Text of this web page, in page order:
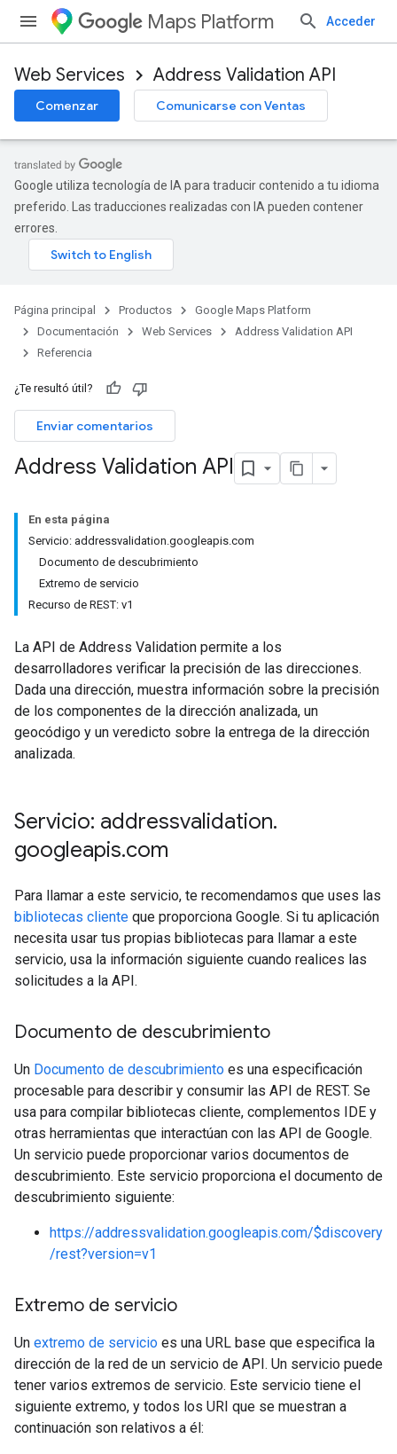
Maps Platform Acceder
Web Services Address Validation API
Comenzar Comunicarse con Ventas
Google utiliza tecnología de IA para traducir contenido a tu idioma
preferido. Las traducciones realizadas con IA pueden contener
errores.
Página principal Productos
Google Maps Platform
Documentación
Web Services
Address Validation API
Referencia
¿Te resultó útil?
Enviar comentarios
Address Validation API
En esta página
Servicio: addressvalidation.googleapis.com
Documento de descubrimiento
Extremo de servicio
Recurso de REST: v1
La API de Address Validation permite a los
desarrolladores verificar la precisión de las direcciones.
Dada una dirección, muestra información sobre la precisión
de los componentes de la dirección analizada, un
geocódigo y un veredicto sobre la entrega de la dirección
analizada.
Servicio: addressvalidation.
googleapis.com
Para llamar a este servicio, te recomendamos que uses las
bibliotecas cliente que proporciona Google. Si tu aplicación
necesita usar tus propias bibliotecas para llamar a este
servicio, usa la información siguiente cuando realices las
solicitudes a la API.
Documento de descubrimiento
Un Documento de descubrimiento es una especificación
procesable para describir y consumir las API de REST. Se
usa para compilar bibliotecas cliente, complementos IDE y
otras herramientas que interactúan con las API de Google.
Un servicio puede proporcionar varios documentos de
descubrimiento. Este servicio proporciona el documento de
descubrimiento siguiente:
https://addressvalidation.googleapis.com/$discovery
/rest?version=v1
Extremo de servicio
Un extremo de servicio es una URL base que especifica la
dirección de la red de un servicio de API. Un servicio puede
tener varios extremos de servicio. Este servicio tiene el
siguiente extremo, y todos los URI que se muestran a
continuación son relativos a él: